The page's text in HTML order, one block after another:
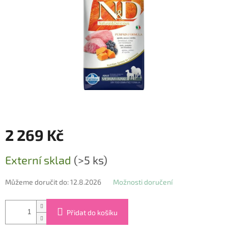
2 269 Kč
cena:
Externí sklad (>5 ks)
Můžeme doručit do:12.8.2026 Možnosti doručení
Přidat do košíku